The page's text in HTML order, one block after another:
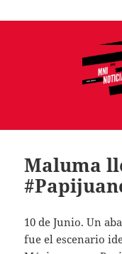
Ir
Maluma
10 de Junio. Un
fue el escenario